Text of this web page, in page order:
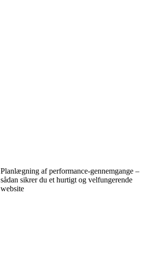
Planlægning af performance-gennemgange –
sådan sikrer du et hurtigt og velfungerende
website